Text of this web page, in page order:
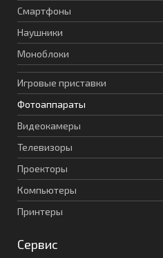
Смартфоны
Наушники
Моноблоки
Игровые приставки
Фотоаппараты
Видеокамеры
Телевизоры
Проекторы
Компьютеры
Принтеры
Сервис